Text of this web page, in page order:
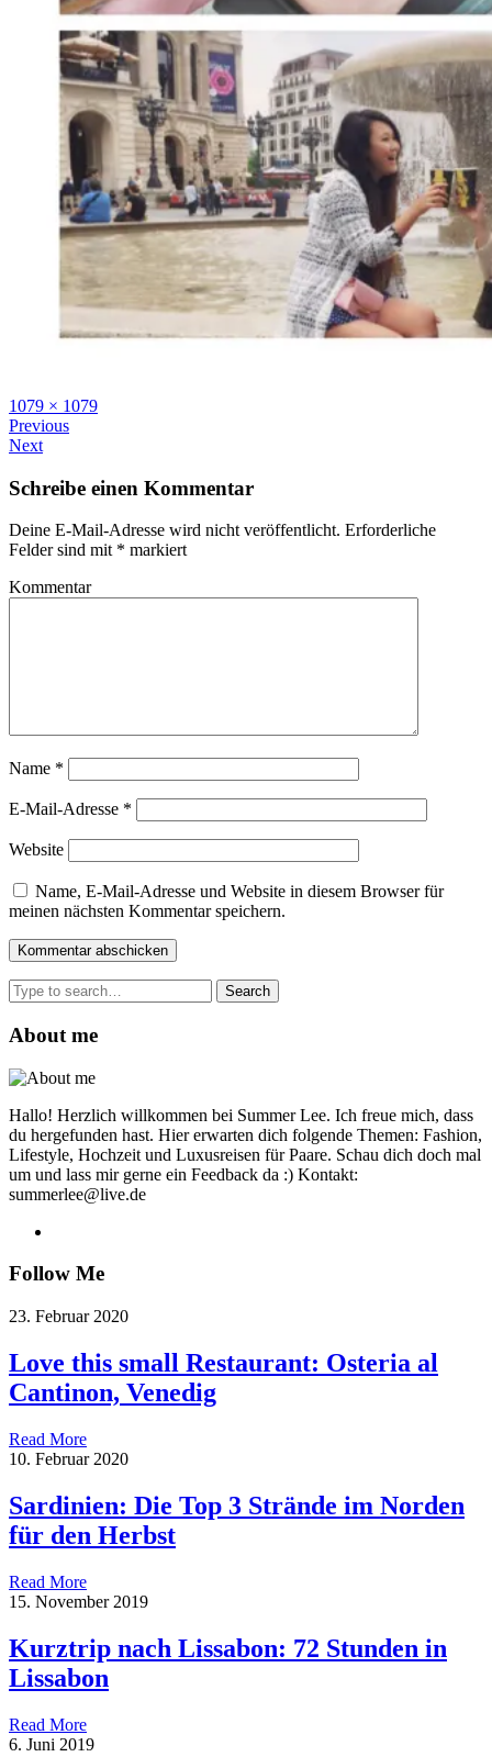
Full
size
1079 × 1079
Previous
Next
Schreibe einen Kommentar
Deine E-Mail-Adresse wird nicht veröffentlicht. Erforderliche
Felder sind mit * markiert
Kommentar
Name *
E-Mail-Adresse *
Website
Name, E-Mail-Adresse und Website in diesem Browser für
meinen nächsten Kommentar speichern.
Search
for:
About me
Hallo! Herzlich willkommen bei Summer Lee. Ich freue mich, dass
du hergefunden hast. Hier erwarten dich folgende Themen: Fashion,
Lifestyle, Hochzeit und Luxusreisen für Paare. Schau dich doch mal
um und lass mir gerne ein Feedback da :) Kontakt:
summerlee@live.de
Follow Me
23. Februar 2020
Love this small Restaurant: Osteria al
Cantinon, Venedig
Read More
10. Februar 2020
Sardinien: Die Top 3 Strände im Norden
für den Herbst
Read More
15. November 2019
Kurztrip nach Lissabon: 72 Stunden in
Lissabon
Read More
6. Juni 2019